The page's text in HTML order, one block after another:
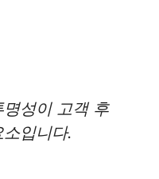
성이 고객 후
입니다.